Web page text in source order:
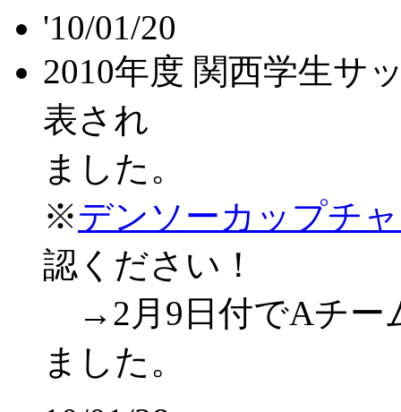
'10/01/20
2010年度 関西学生サ
表され
ました。
※デンソーカップチ
認ください！
→2月9日付でAチー
ました。